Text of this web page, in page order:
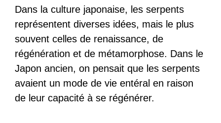
Dans la culture japonaise, les serpents
représentent diverses idées, mais le plus
souvent celles de renaissance, de
régénération et de métamorphose. Dans le
Japon ancien, on pensait que les serpents
avaient un mode de vie entéral en raison
de leur capacité à se régénérer.